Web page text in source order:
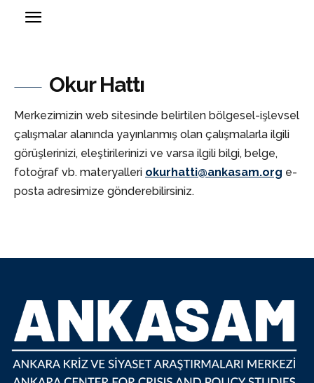
Okur Hattı
Merkezimizin web sitesinde belirtilen bölgesel-işlevsel
çalışmalar alanında yayınlanmış olan çalışmalarla ilgili
görüşlerinizi, eleştirilerinizi ve varsa ilgili bilgi, belge,
fotoğraf vb. materyalleri okurhatti@ankasam.org e-
posta adresimize gönderebilirsiniz.